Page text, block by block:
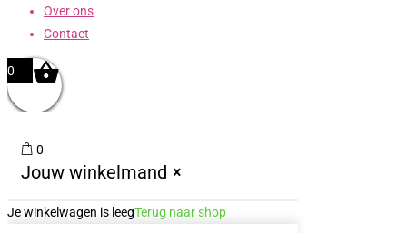
Over ons
Contact
0
0
Jouw winkelmand
Je winkelwagen is leegTerug naar shop